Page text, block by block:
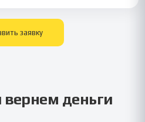
заявку
деньги